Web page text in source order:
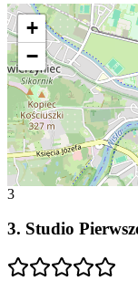
+
−
3
3. Studio